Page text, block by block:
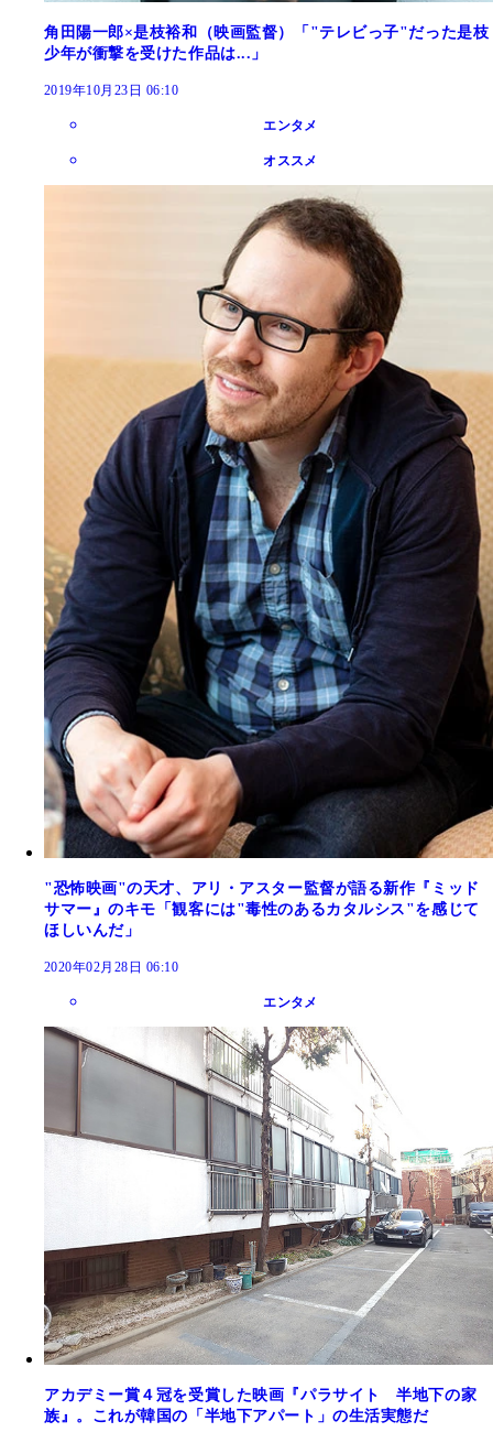
角田陽一郎×是枝裕和（映画監督）「"テレビっ子"だった是枝
少年が衝撃を受けた作品は...」
2019年10月23日 06:10
エンタメ
オススメ
"恐怖映画"の天才、アリ・アスター監督が語る新作『ミッド
サマー』のキモ「観客には"毒性のあるカタルシス"を感じて
ほしいんだ」
2020年02月28日 06:10
エンタメ
アカデミー賞４冠を受賞した映画『パラサイト 半地下の家
族』。これが韓国の「半地下アパート」の生活実態だ